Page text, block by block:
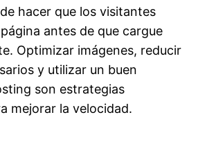
hacer que los visitantes
antes de que cargue
Optimizar imágenes, reducir
y utilizar un buen
son estrategias
mejorar la velocidad.